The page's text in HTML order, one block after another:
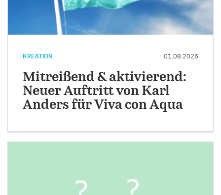
KREATION 01.08.2026
Mitreißend & aktivierend:
Neuer Auftritt von Karl
Anders für Viva con Aqua